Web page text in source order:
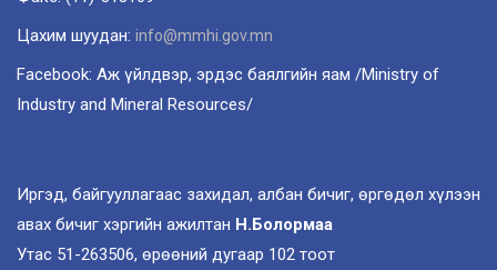
Цахим шуудан: info@mmhi.gov.mn
Facebook: Аж үйлдвэр, эрдэс баялгийн яам /Ministry of
Industry and Mineral Resources/
Иргэд, байгууллагаас захидал, албан бичиг, өргөдөл хүлээн
авах бичиг хэргийн ажилтан Н.Болормаа
Утас 51-263506, өрөөний дугаар 102 тоот